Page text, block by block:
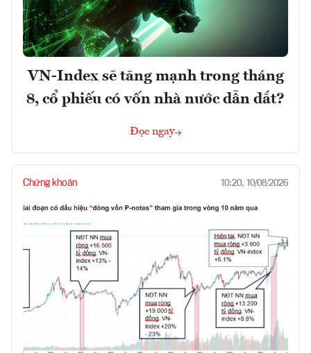
VN-Index sẽ tăng mạnh trong tháng
8, cổ phiếu có vốn nhà nước dẫn dắt?
Đọc ngay
Chứng khoán 10:20, 10/08/2026